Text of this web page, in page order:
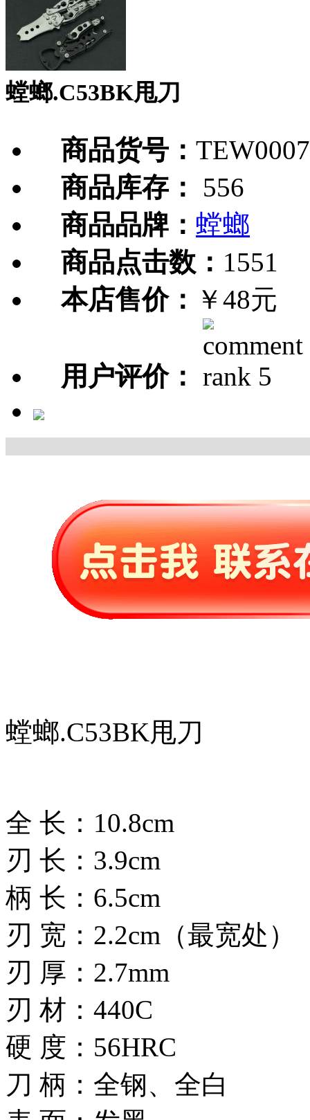
螳螂.C53BK甩刀
商品货号：
商品库存：
556
商品品牌： 螳螂
商品点击数： 1551
本店售价： ￥48元
用户评价：
螳螂.C53BK甩刀
全 长：10.8cm
刃 长：3.9cm
柄 长：6.5cm
刃 宽：2.2cm（最宽处）
刃 厚：2.7mm
刃 材：440C
硬 度：56HRC
刀 柄：全钢、全白